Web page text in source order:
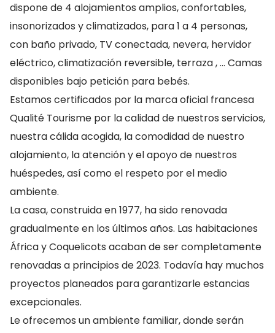
dispone de 4 alojamientos amplios, confortables,
insonorizados y climatizados, para 1 a 4 personas,
con baño privado, TV conectada, nevera, hervidor
eléctrico, climatización reversible, terraza , … Camas
disponibles bajo petición para bebés.
Estamos certificados por la marca oficial francesa
Qualité Tourisme por la calidad de nuestros servicios,
nuestra cálida acogida, la comodidad de nuestro
alojamiento, la atención y el apoyo de nuestros
huéspedes, así como el respeto por el medio
ambiente.
La casa, construida en 1977, ha sido renovada
gradualmente en los últimos años. Las habitaciones
África y Coquelicots acaban de ser completamente
renovadas a principios de 2023. Todavía hay muchos
proyectos planeados para garantizarle estancias
excepcionales.
Le ofrecemos un ambiente familiar, donde serán